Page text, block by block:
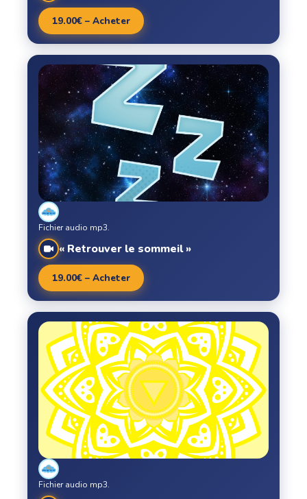
19.00€ – Acheter
« Retrouver le sommeil »
Fichier audio mp3.
19.00€ – Acheter
Fichier audio mp3.